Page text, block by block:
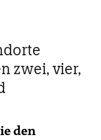
zwei, vier,
den